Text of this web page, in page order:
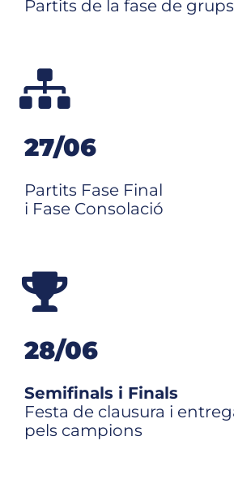
Partits de la fase de grups
27/06
Partits Fase Final
i Fase Consolació
28/06
Semifinals i Finals
Festa de clausura i
pels campions